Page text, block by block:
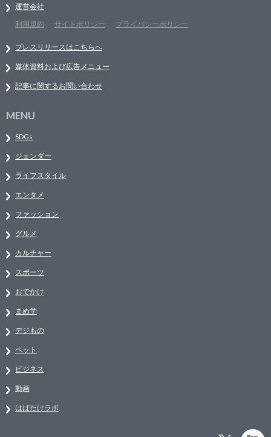
運営会社
利用規約
サイトポリシー プライバシーポリシー
プレスリリースはこちらへ
媒体資料および広告メニュー
記事に関するお問い合わせ
MENU
SDGs
ジェンダー
ライフスタイル
エンタメ
ファッション
グルメ
カルチャー
スポーツ
おでかけ
まめ学
デジもの
ペット
ビジネス
動画
はばたけラボ